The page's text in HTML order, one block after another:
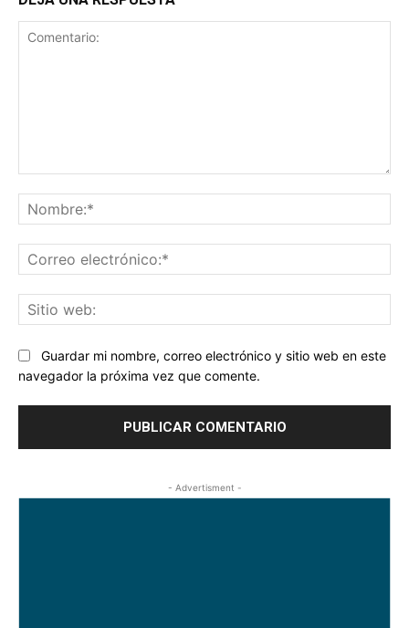
Guardar mi nombre, correo electrónico y sitio web en este
navegador la próxima vez que comente.
- Advertisment -